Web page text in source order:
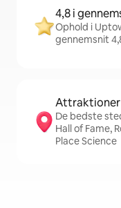
4,8 i
Ophold i
gennemsnit
De bedste
Hall of Fame,
Place Science